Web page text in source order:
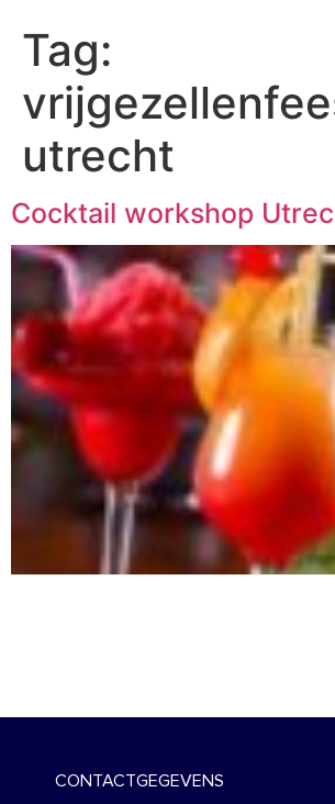
Tag:
utrecht
Cocktail workshop
CONTACTGEGEVENS